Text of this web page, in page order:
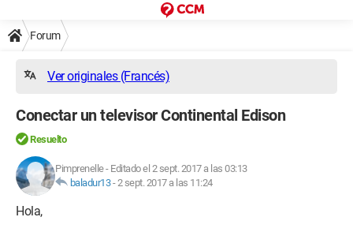
Forum
Ver originales (Francés)
Conectar un televisor Continental Edison
Resuelto
Pimprenelle- Editado el 2 sept. 2017 a las 03:13
baladur13-2 sept. 2017 a las 11:24
Hola,